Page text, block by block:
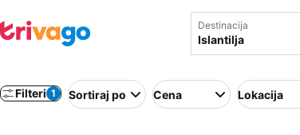
Destinacija
Filteri 1 Sortiraj po Cena Lokacija